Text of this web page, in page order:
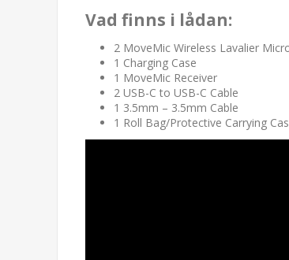
Vad finns i lådan:
2 MoveMic Wireless Lavalier
1 Charging Case
1 MoveMic Receiver
2 USB-C to USB-C Cable
1 3.5mm – 3.5mm Cable
1 Roll Bag/Protective Carrying